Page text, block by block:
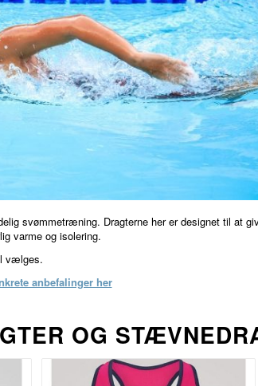
svømmetræning. Dragterne her er designet til at
varme og isolering.
vælges.
anbefalinger her
OG